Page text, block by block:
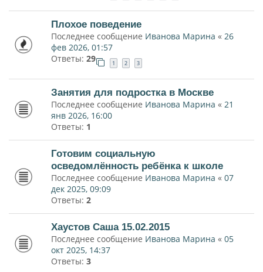
Плохое поведение
Последнее сообщение Иванова Марина « 26
фев 2026, 01:57
Ответы: 29 1 2 3
Занятия для подростка в Москве
Последнее сообщение Иванова Марина « 21
янв 2026, 16:00
Ответы: 1
Готовим социальную
осведомлённость ребёнка к школе
Последнее сообщение Иванова Марина « 07
дек 2025, 09:09
Ответы: 2
Хаустов Саша 15.02.2015
Последнее сообщение Иванова Марина « 05
окт 2025, 14:37
Ответы: 3